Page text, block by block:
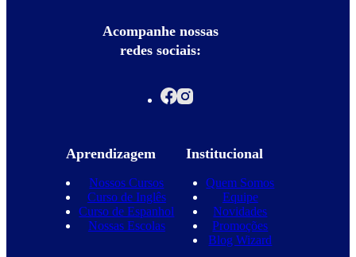
Acompanhe nossas
redes sociais:
Aprendizagem
Nossos Cursos
Curso de Inglês
Curso de Espanhol
Nossas Escolas
Institucional
Quem Somos
Equipe
Novidades
Promoções
Blog Wizard